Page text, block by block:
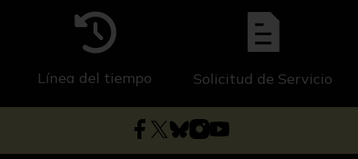
Línea del tiempo Solicitud de Servicio